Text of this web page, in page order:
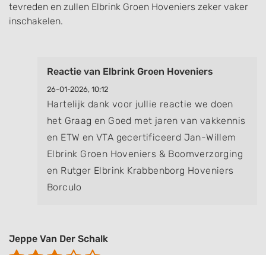
tevreden en zullen Elbrink Groen Hoveniers zeker vaker
inschakelen.
Reactie van Elbrink Groen Hoveniers
26-01-2026, 10:12
Hartelijk dank voor jullie reactie we doen
het Graag en Goed met jaren van vakkennis
en ETW en VTA gecertificeerd Jan-Willem
Elbrink Groen Hoveniers & Boomverzorging
en Rutger Elbrink Krabbenborg Hoveniers
Borculo
Jeppe Van Der Schalk